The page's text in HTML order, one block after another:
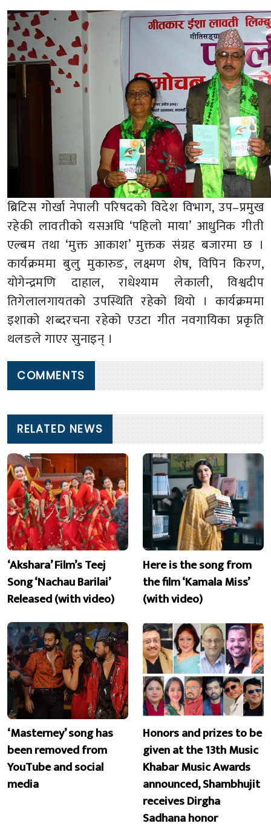
ब्रिटिस गोर्खा नेपाली परिषदको विदेश विभाग, उप–प्रमुख
रहेकी लावतीको यसअघि ‘पहिलो माया’ आधुनिक गीती
एल्बम तथा ‘मुक्त आकाश’ मुक्तक संग्रह बजारमा छ ।
कार्यक्रममा बुलु मुकारुङ, लक्ष्मण शेष, विपिन किरण,
योगेन्द्रमणि दाहाल, राधेश्याम लेकाली, विश्वदीप
तिगेलालगायतको उपस्थिति रहेको थियो । कार्यक्रममा
इशाको शब्दरचना रहेको एउटा गीत नवगायिका प्रकृति
थलङले गाएर सुनाइन् ।
COMMENTS
RELATED NEWS
‘Akshara’ Film’s Teej
Song ‘Nachau Barilai’
Released (with video)
Here is the song from
the film ‘Kamala Miss’
(with video)
‘Masterney’ song has
been removed from
YouTube and social
media
Honors and prizes to be
given at the 13th Music
Khabar Music Awards
announced, Shambhujit
receives Dirgha
Sadhana honor